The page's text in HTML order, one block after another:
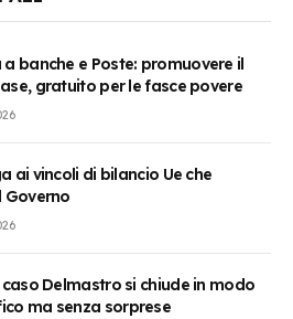
banche e Poste: promuovere il
gratuito per le fasce povere
ai vincoli di bilancio Ue che
Governo
Delmastro si chiude in modo
ma senza sorprese